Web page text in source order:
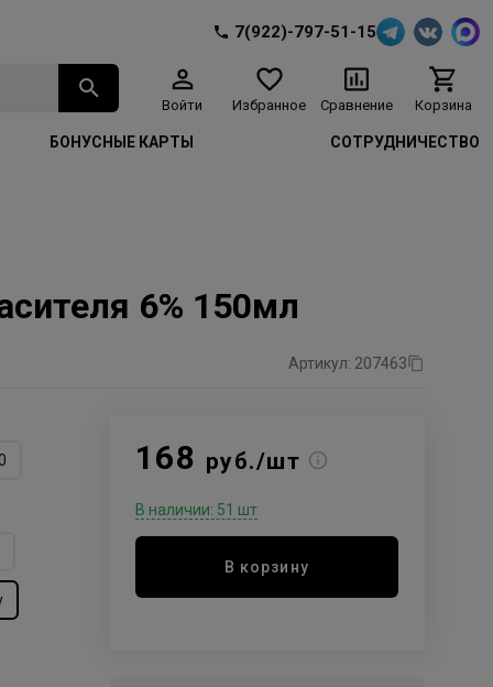
7(922)-797-51-15
Войти Избранное Сравнение Корзина
БОНУСНЫЕ КАРТЫ СОТРУДНИЧЕСТВО
6% 150мл
Артикул: 207463
168 руб./шт
В наличии: 51 шт
В корзину